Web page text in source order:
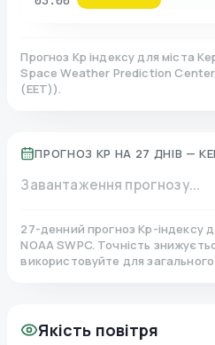
Прогноз Kp індексу для міста
Space Weather Prediction
(EET)).
ПРОГНОЗ KP НА 27 ДНІВ —
Завантаження прогнозу...
27-денний прогноз Kp-індексу
NOAA SWPC. Точність
використовуйте для
Якість повітря